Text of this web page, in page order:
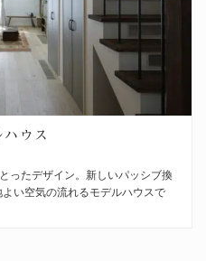
ウス
ったデザイン。新しいパッシブ換
い空気の流れるモデルハウスで